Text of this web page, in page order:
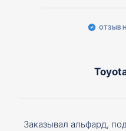
ОТЗЫВ
Заказывал альфард,